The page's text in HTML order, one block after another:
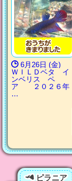
6月26日 (金)
ＷＩＬＤベタ イ
ンベリス ペ
ア ２０２６年
…
ピラニア